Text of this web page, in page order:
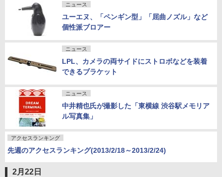
ニュース
ユーエヌ、「ペンギン型」「屈曲ノズル」など
個性派ブロアー
ニュース
LPL、カメラの両サイドにストロボなどを装着
できるブラケット
ニュース
中井精也氏が撮影した「東横線 渋谷駅メモリア
ル写真集」
アクセスランキング
先週のアクセスランキング(2013/2/18～2013/2/24)
2月22日